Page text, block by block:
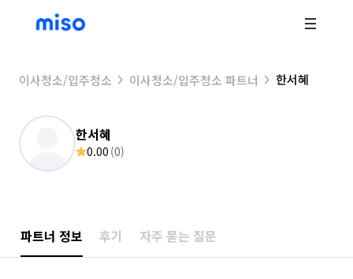
이사청소/입주청소 이사청소/입주청소 파트너 한서혜
한서혜
0.00 (0)
파트너 정보 후기 자주 묻는 질문